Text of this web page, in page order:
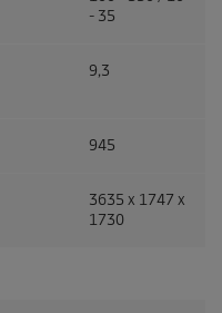
- 35
9,3
945
3635 x 1747 x
1730